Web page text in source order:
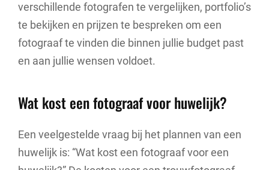
verschillende fotografen te vergelijken, portfolio’s
te bekijken en prijzen te bespreken om een
fotograaf te vinden die binnen jullie budget past
en aan jullie wensen voldoet.
Wat kost een fotograaf voor huwelijk?
Een veelgestelde vraag bij het plannen van een
huwelijk is: “Wat kost een fotograaf voor een